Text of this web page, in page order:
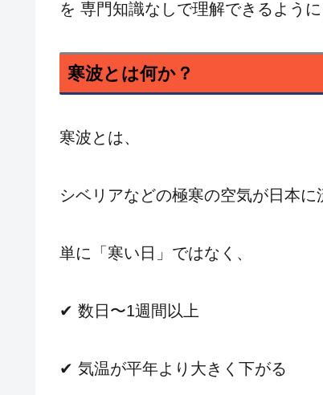
を 専門知識なしで理解できるように
寒波とは何か？
寒波とは、
シベリアなどの極寒の空気が日本に
単に「寒い日」ではなく、
✔ 数日〜1週間以上
✔ 気温が平年より大きく下がる